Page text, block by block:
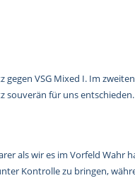
VSG Mixed I. Im
souverän für uns entschieden.
als wir es im Vorfeld Wahr
Kontrolle zu bringen,